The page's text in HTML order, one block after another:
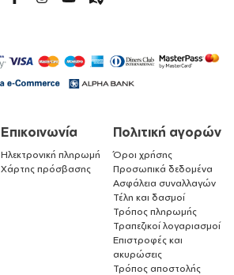
Επικοινωνία
Ηλεκτρονική πληρωμή
Χάρτης πρόσβασης
Πολιτική αγορών
Όροι χρήσης
Προσωπικά δεδομένα
Ασφάλεια συναλλαγών
Τέλη και δασμοί
Τρόπος πληρωμής
Τραπεζικοί λογαριασμοί
Επιστροφές και
ακυρώσεις
Τρόπος αποστολής